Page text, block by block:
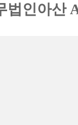
법인아산